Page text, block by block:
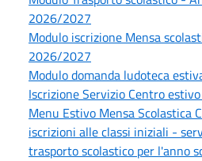
2026/2027
Modulo iscrizione Mensa
2026/2027
Modulo domanda ludoteca
Iscrizione Servizio Centro
Menu Estivo Mensa Scolastica
iscrizioni alle classi iniziali -
trasporto scolastico per l'anno